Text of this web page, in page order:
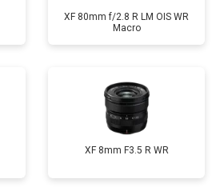
XF 80mm f/2.8 R LM OIS WR
Macro
XF 8mm F3.5 R WR